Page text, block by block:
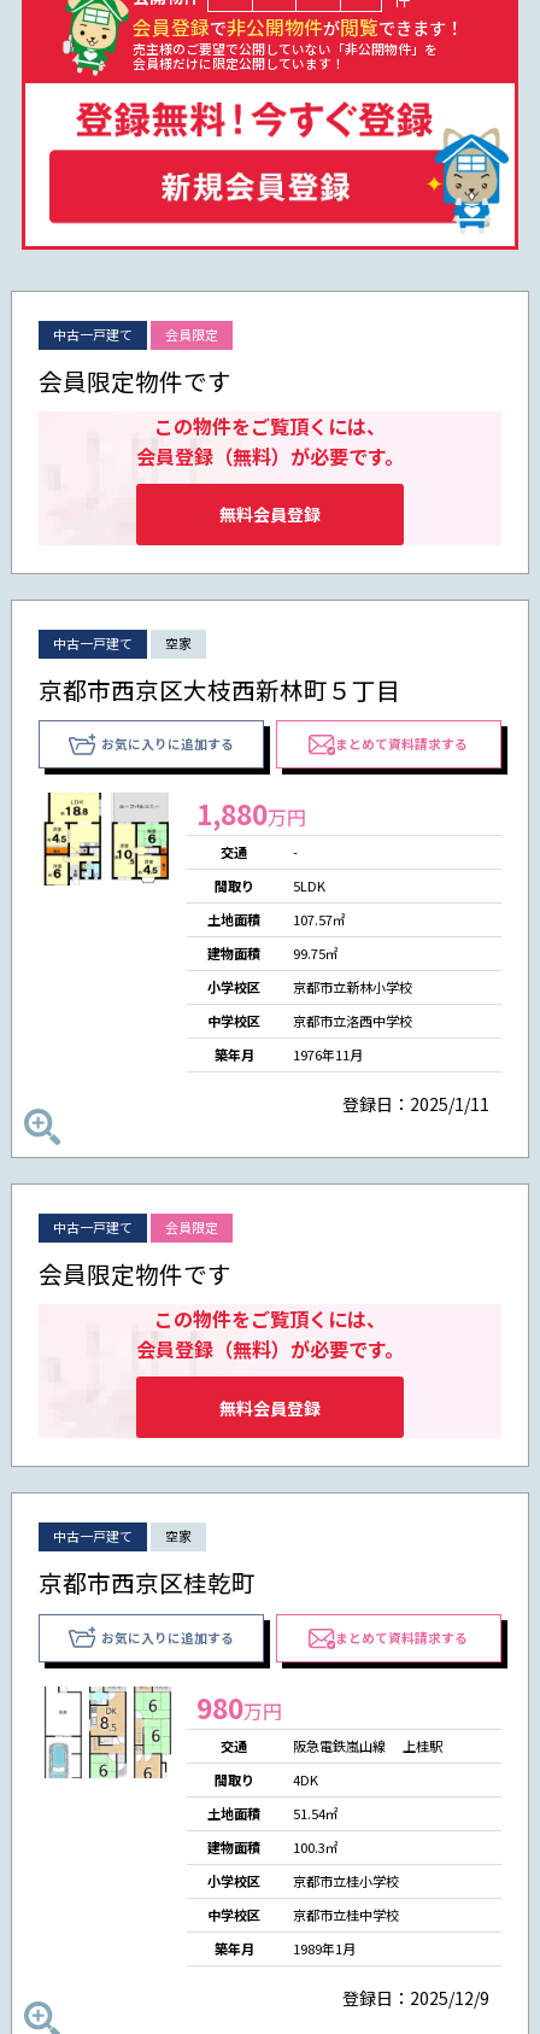
会員登録で非公開物件が閲覧できます！
売主様のご要望で公開していない「非公開物件」を
会員様だけに限定公開しています！
中古一戸建て 会員限定
会員限定物件です
この物件をご覧頂くには、
会員登録（無料）が必要です。
無料会員登録
中古一戸建て 空家
京都市西京区大枝西新林町５丁目
お気に入りに追加する まとめて資料請求する
1,880万円
交通
-
間取り
5LDK
土地面積
107.57㎡
建物面積
99.75㎡
小学校区
京都市立新林小学校
中学校区
京都市立洛西中学校
築年月
1976年11月
登録日：2025/1/11
中古一戸建て 会員限定
会員限定物件です
この物件をご覧頂くには、
会員登録（無料）が必要です。
無料会員登録
中古一戸建て 空家
京都市西京区桂乾町
お気に入りに追加する まとめて資料請求する
980万円
交通
阪急電鉄嵐山線 上桂駅
間取り
4DK
土地面積
51.54㎡
建物面積
100.3㎡
小学校区
京都市立桂小学校
中学校区
京都市立桂中学校
築年月
1989年1月
登録日：2025/12/9